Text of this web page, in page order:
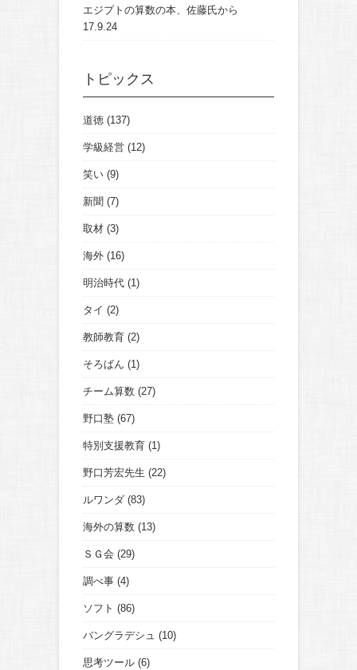
エジプトの算数の本、佐藤氏から
17.9.24
トピックス
道徳 (137)
学級経営 (12)
笑い (9)
新聞 (7)
取材 (3)
海外 (16)
明治時代 (1)
タイ (2)
教師教育 (2)
そろばん (1)
チーム算数 (27)
野口塾 (67)
特別支援教育 (1)
野口芳宏先生 (22)
ルワンダ (83)
海外の算数 (13)
ＳＧ会 (29)
調べ事 (4)
ソフト (86)
バングラデシュ (10)
思考ツール (6)